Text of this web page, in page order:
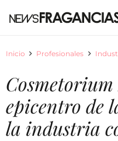
Inicio Profesionales
Cosmetorium
epicentro de
la industria